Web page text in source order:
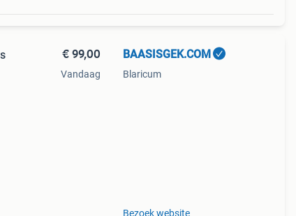
€ 99,00
Vandaag
BAASISGEK.COM
Blaricum
Bezoek website